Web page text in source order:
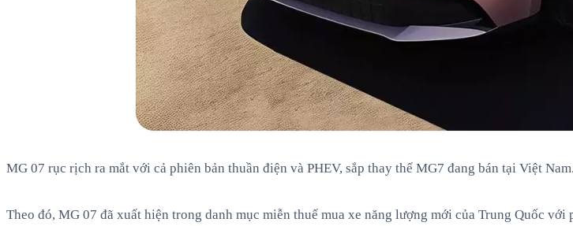
MG 07 rục rịch ra mắt với cả phiên bản thuần điện và PHEV, sắp thay thế MG7 đang bán tại Việt Nam.
Theo đó, MG 07 đã xuất hiện trong danh mục miễn thuế mua xe năng lượng mới của Trung Quốc